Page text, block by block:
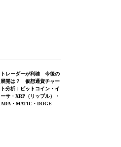
トレーダーが利確 今後の
展開は？ 仮想通貨チャー
ト分析：ビットコイン・イ
ーサ・XRP（リップル）・
ADA・MATIC・DOGE